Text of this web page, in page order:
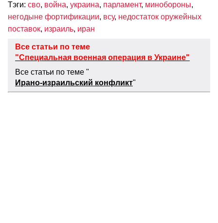
Тэги: сво, война, украина, парламент, минобороны,
негодыне фортификации, всу, недостаток оружейных
поставок, израиль, иран
Все статьи по теме
"Специальная военная операция в Украине"
Все статьи по теме "
Ирано-израильский конфликт"